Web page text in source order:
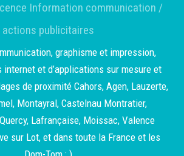
Information communication /
actions publicitaires
graphisme et impression,
et d’applications sur mesure et
de proximité Cahors, Agen, Lauzerte,
Montayral, Castelnau Montratier,
Lafrançaise, Moissac, Valence
sur Lot, et dans toute la France et les